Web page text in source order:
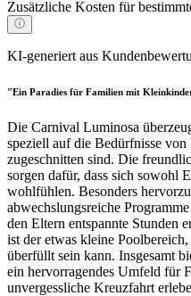
Zusätzliche Kosten für
KI-generiert aus
"Ein Paradies für Familien mit
Die Carnival Luminosa
speziell auf die Bedürfnisse
zugeschnitten sind. Die
sorgen dafür, dass sich sowohl
wohlfühlen. Besonders
abwechslungsreiche
den Eltern entspannte Stunden
ist der etwas kleine
überfüllt sein kann. Insgesamt
ein hervorragendes Umfeld für
unvergessliche Kreuzfahrt